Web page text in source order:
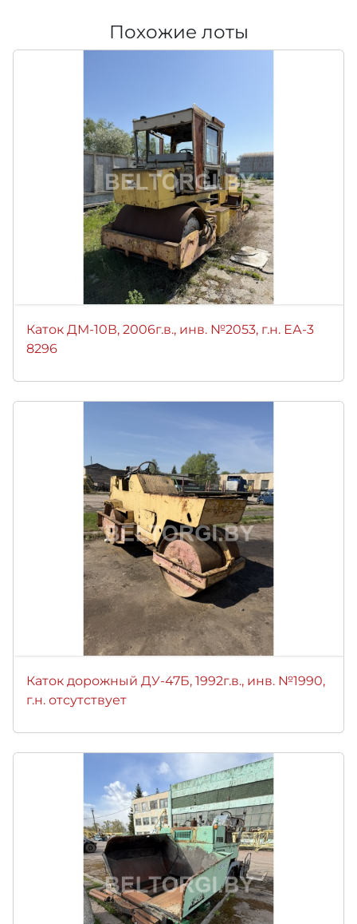
Похожие лоты
Каток ДМ-10В, 2006г.в., инв. №2053, г.н. ЕА-3
8296
Каток дорожный ДУ-47Б, 1992г.в., инв. №1990,
г.н. отсутствует